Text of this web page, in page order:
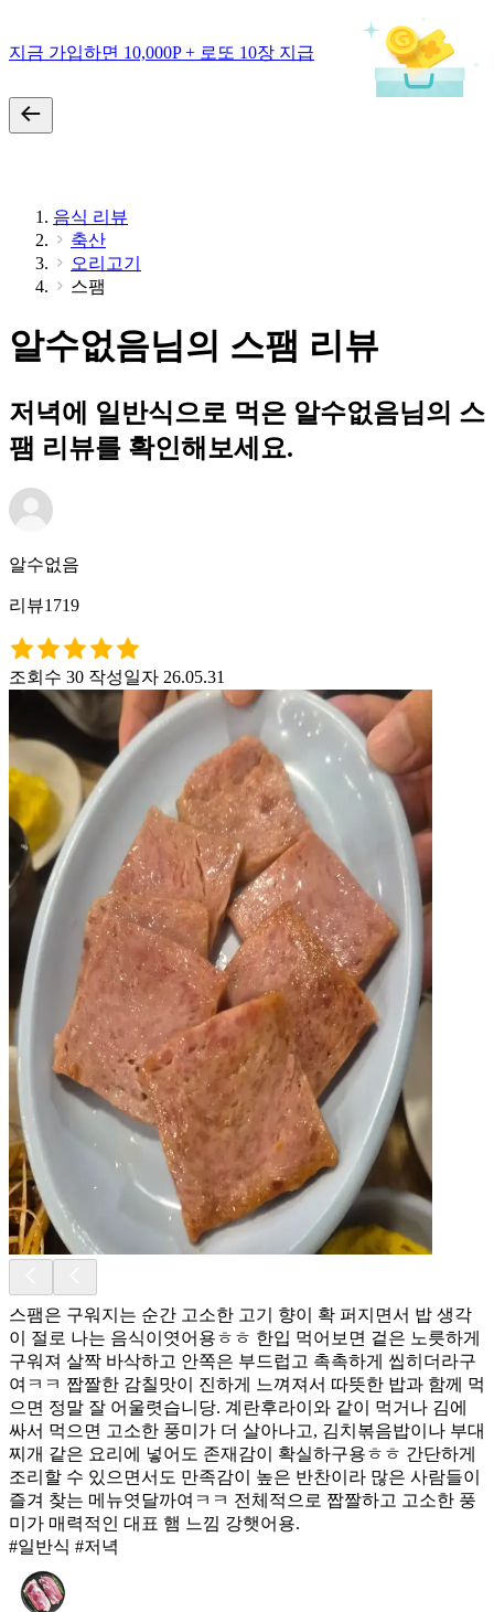
지금 가입하면 10,000P + 로또 10장 지급
음식 리뷰
축산
오리고기
스팸
알수없음님의 스팸 리뷰
저녁에 일반식으로 먹은 알수없음님의 스
팸 리뷰를 확인해보세요.
알수없음
리뷰1719
조회수 30 작성일자 26.05.31
스팸은 구워지는 순간 고소한 고기 향이 확 퍼지면서 밥 생각
이 절로 나는 음식이엿어용ㅎㅎ 한입 먹어보면 겉은 노릇하게
구워져 살짝 바삭하고 안쪽은 부드럽고 촉촉하게 씹히더라구
여ㅋㅋ 짭짤한 감칠맛이 진하게 느껴져서 따뜻한 밥과 함께 먹
으면 정말 잘 어울렷습니당. 계란후라이와 같이 먹거나 김에
싸서 먹으면 고소한 풍미가 더 살아나고, 김치볶음밥이나 부대
찌개 같은 요리에 넣어도 존재감이 확실하구용ㅎㅎ 간단하게
조리할 수 있으면서도 만족감이 높은 반찬이라 많은 사람들이
즐겨 찾는 메뉴엿달까여ㅋㅋ 전체적으로 짭짤하고 고소한 풍
미가 매력적인 대표 햄 느낌 강햇어용.
#일반식 #저녁